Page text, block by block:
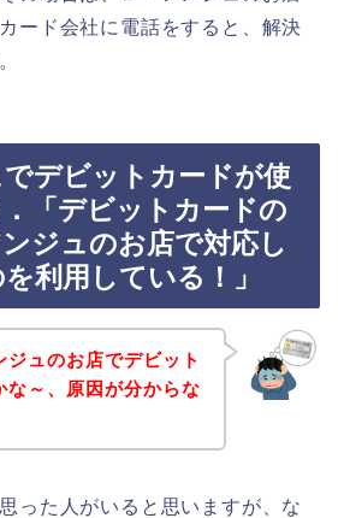
ード会社に電話をすると、解決
デビットカードが使
「デビットカードの
ジュのお店で対応し
利用している！」
ジュのお店でデビット
な～、原因が分からな
った人がいると思いますが、な